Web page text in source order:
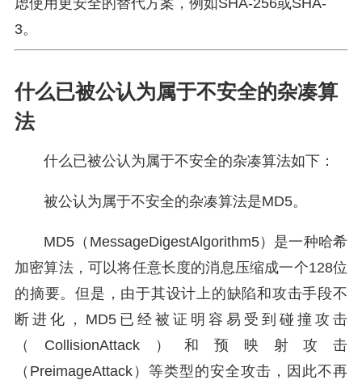
虑使用更安全的替代方案，例如SHA-256或SHA-
3。
什么已被公认为属于不安全的杂凑算
法
什么已被公认为属于不安全的杂凑算法如下：
被公认为属于不安全的杂凑算法是MD5。
MD5（MessageDigestAlgorithm5）是一种哈希
加密算法，可以将任意长度的消息压缩成一个128位
的摘要。但是，由于其设计上的缺陷和攻击手段不
断进化，MD5已经被证明容易受到碰撞攻击
（CollisionAttack）和预映射攻击
（PreimageAttack）等类型的安全攻击，因此不再